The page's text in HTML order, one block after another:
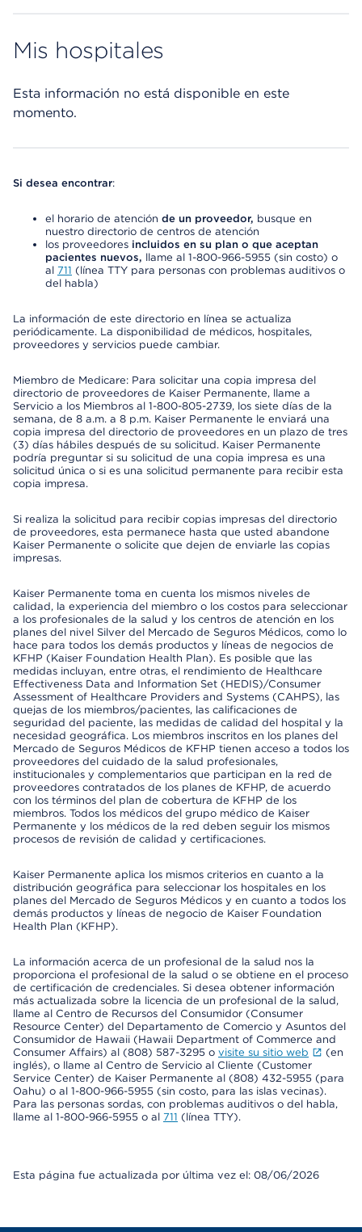
Mis hospitales
Esta información no está disponible en este
momento.
Si desea encontrar:
el horario de atención de un proveedor, busque en
nuestro directorio de centros de atención
los proveedores incluidos en su plan o que aceptan
pacientes nuevos, llame al 1-800-966-5955 (sin costo) o
al 711 (línea TTY para personas con problemas auditivos o
del habla)
La información de este directorio en línea se actualiza
periódicamente. La disponibilidad de médicos, hospitales,
proveedores y servicios puede cambiar.
Miembro de Medicare: Para solicitar una copia impresa del
directorio de proveedores de Kaiser Permanente, llame a
Servicio a los Miembros al 1-800-805-2739, los siete días de la
semana, de 8 a.m. a 8 p.m. Kaiser Permanente le enviará una
copia impresa del directorio de proveedores en un plazo de tres
(3) días hábiles después de su solicitud. Kaiser Permanente
podría preguntar si su solicitud de una copia impresa es una
solicitud única o si es una solicitud permanente para recibir esta
copia impresa.
Si realiza la solicitud para recibir copias impresas del directorio
de proveedores, esta permanece hasta que usted abandone
Kaiser Permanente o solicite que dejen de enviarle las copias
impresas.
Kaiser Permanente toma en cuenta los mismos niveles de
calidad, la experiencia del miembro o los costos para seleccionar
a los profesionales de la salud y los centros de atención en los
planes del nivel Silver del Mercado de Seguros Médicos, como lo
hace para todos los demás productos y líneas de negocios de
KFHP (Kaiser Foundation Health Plan). Es posible que las
medidas incluyan, entre otras, el rendimiento de Healthcare
Effectiveness Data and Information Set (HEDIS)/Consumer
Assessment of Healthcare Providers and Systems (CAHPS), las
quejas de los miembros/pacientes, las calificaciones de
seguridad del paciente, las medidas de calidad del hospital y la
necesidad geográfica. Los miembros inscritos en los planes del
Mercado de Seguros Médicos de KFHP tienen acceso a todos los
proveedores del cuidado de la salud profesionales,
institucionales y complementarios que participan en la red de
proveedores contratados de los planes de KFHP, de acuerdo
con los términos del plan de cobertura de KFHP de los
miembros. Todos los médicos del grupo médico de Kaiser
Permanente y los médicos de la red deben seguir los mismos
procesos de revisión de calidad y certificaciones.
Kaiser Permanente aplica los mismos criterios en cuanto a la
distribución geográfica para seleccionar los hospitales en los
planes del Mercado de Seguros Médicos y en cuanto a todos los
demás productos y líneas de negocio de Kaiser Foundation
Health Plan (KFHP).
La información acerca de un profesional de la salud nos la
proporciona el profesional de la salud o se obtiene en el proceso
de certificación de credenciales. Si desea obtener información
más actualizada sobre la licencia de un profesional de la salud,
llame al Centro de Recursos del Consumidor (Consumer
Resource Center) del Departamento de Comercio y Asuntos del
Consumidor de Hawaii (Hawaii Department of Commerce and
Consumer Affairs) al (808) 587-3295 o visite su sitio web
(en
inglés), o llame al Centro de Servicio al Cliente (Customer
Service Center) de Kaiser Permanente al (808) 432-5955 (para
Oahu) o al 1-800-966-5955 (sin costo, para las islas vecinas).
Para las personas sordas, con problemas auditivos o del habla,
llame al 1-800-966-5955 o al 711 (línea TTY).
Esta página fue actualizada por última vez el: 08/06/2026